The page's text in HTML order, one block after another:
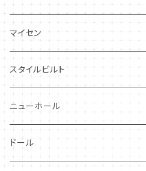
プランタン
グレンミスト
スワンシースプレイ
グレイ社
FAVORI
CIBON
マイセン
スタイルビルト
ニューホール
ドール